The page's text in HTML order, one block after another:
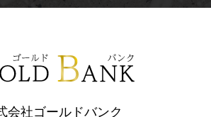
会社ゴールドバンク